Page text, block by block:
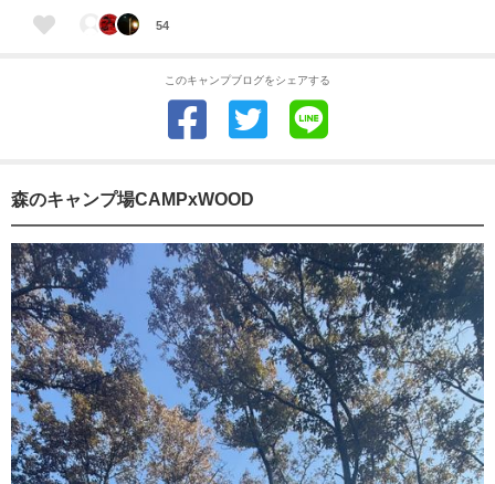
54
このキャンプブログをシェアする
森のキャンプ場CAMPxWOOD